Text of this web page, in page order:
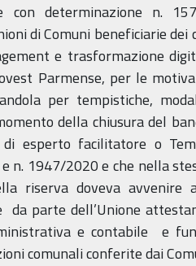
con determinazione n.
di Comuni beneficiarie
e trasformazione
Parmense, per le
per tempistiche,
della chiusura del
esperto facilitatore o
n. 1947/2020 e che nella
riserva doveva avvenire
da parte dell’Unione
e contabile e
comunali conferite dai